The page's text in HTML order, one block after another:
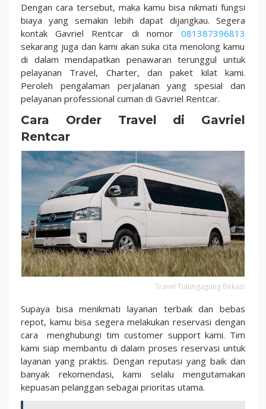
Dengan cara tersebut, maka kamu bisa nikmati fungsi
biaya yang semakin lebih dapat dijangkau. Segera
kontak Gavriel Rentcar di nomor 081387396813
sekarang juga dan kami akan suka cita menolong kamu
di dalam mendapatkan penawaran terunggul untuk
pelayanan Travel, Charter, dan paket kilat kami.
Peroleh pengalaman perjalanan yang spesial dan
pelayanan professional cuman di Gavriel Rentcar.
Cara Order Travel di Gavriel
Rentcar
Travel Tulungagung Bekasi
Supaya bisa menikmati layanan terbaik dan bebas
repot, kamu bisa segera melakukan reservasi dengan
cara menghubungi tim customer support kami. Tim
kami siap membantu di dalam proses reservasi untuk
layanan yang praktis. Dengan reputasi yang baik dan
banyak rekomendasi, kami selalu mengutamakan
kepuasan pelanggan sebagai prioritas utama.